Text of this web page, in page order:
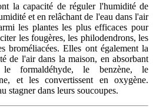
la capacité de réguler l'humidité de
et en relâchant de l'eau dans l'air
les plantes les plus efficaces pour
les fougères, les philodendrons, les
broméliacées. Elles ont également la
de l'air dans la maison, en absorbant
formaldéhyde, le benzène, le
et les convertissent en oxygène.
stagner dans leurs soucoupes.